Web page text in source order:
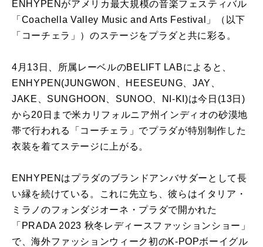
ENHYPENがアメリカ最大規模の音楽フェスティバル
「Coachella Valley Music and Arts Festival」（以下
「コーチェラ」）のステージをプラダと共に彩る。
4月13日、所属レーベルのBELIFT LABによると、
ENHYPEN(JUNGWON、HEESEUNG、JAY、
JAKE、SUNGHOON、SUNOO、NI-KI)は今日(13日)
から20日まで米カリフォルニア州インディオの砂漠地
帯で行われる「コーチェラ」でプラダが特別制作した
衣装を着てステージに上がる。
ENHYPENはプラダのブランドアンバサダーとして長
い縁を続けている。これに先立ち、彼らはイタリア・
ミラノのフォンダジオーネ・プラダで開かれた
「PRADA 2023 秋冬レディースファッションショー」
で、海外ファッションウィーク初のK-POPボーイグル